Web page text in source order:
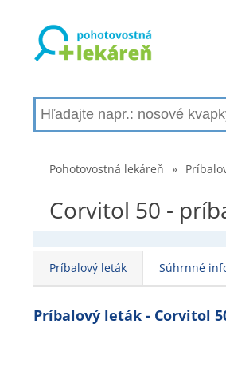
Pohotovostná lekáreň »
Corvitol 50 -
Príbalový leták Súhrnné
Príbalový leták - Corvitol